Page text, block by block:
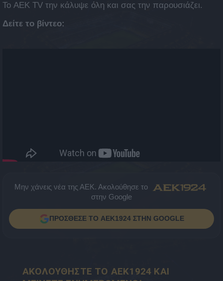
Το AEK TV την κάλυψε όλη και σας την παρουσιάζει.
Δείτε το βίντεο:
Μην χάνεις νέα της ΑΕΚ. Ακολούθησε το
στην Google
ΠΡΟΣΘΕΣΕ ΤΟ AEK1924 ΣΤΗΝ GOOGLE
ΑΚΟΛΟΥΘΗΣΤΕ ΤΟ AEK1924 ΚΑΙ